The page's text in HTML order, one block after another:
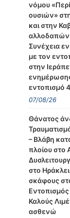
νόμου
ουσιών»
και στην
αλλοδαπών
Συνέχεια
με τον
στην
εντοπισμό
07/08/26
Θάνατος
– Βλάβη
πλοίου στο
στο
σκάφους
Καλούς
ασθενώ